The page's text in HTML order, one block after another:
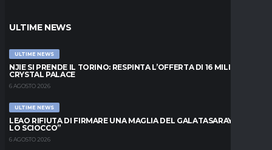
ULTIME NEWS
ULTIME NEWS
NJIE SI PRENDE IL TORINO: RESPINTA L’OFFERTA DI 16 MILIONI DAL
CRYSTAL PALACE
6 AGOSTO 2026
ULTIME NEWS
LEAO RIFIUTA DI FIRMARE UNA MAGLIA DEL GALATASARAY: “FAI
LO SCIOCCO”
6 AGOSTO 2026